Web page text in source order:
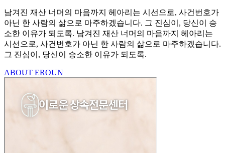
남겨진 재산 너머의 마음까지 헤아리는 시선으로, 사건번호가
아닌 한 사람의 삶으로 마주하겠습니다. 그 진심이, 당신이 승
소한 이유가 되도록. 남겨진 재산 너머의 마음까지 헤아리는
시선으로, 사건번호가 아닌 한 사람의 삶으로 마주하겠습니다.
그 진심이, 당신이 승소한 이유가 되도록.
ABOUT EROUN